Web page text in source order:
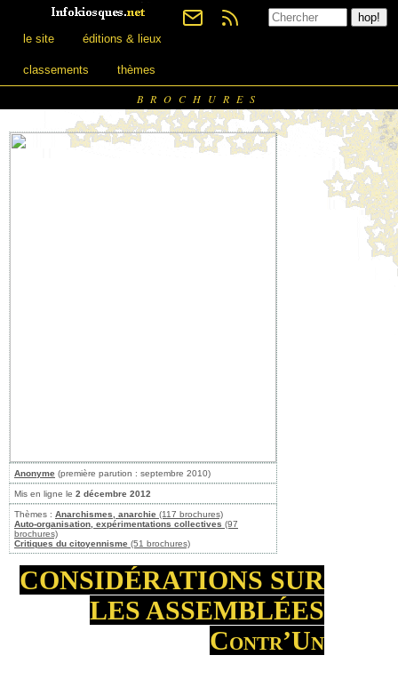
le site éditions & lieux
classements thèmes
BROCHURES
Anonyme (première parution : septembre 2010)
Mis en ligne le 2 décembre 2012
Thèmes : Anarchismes, anarchie (117 brochures)
Auto-organisation, expérimentations collectives (97
brochures)
Critiques du citoyennisme (51 brochures)
CONSIDÉRATIONS SUR
LES ASSEMBLÉES
Contr’Un